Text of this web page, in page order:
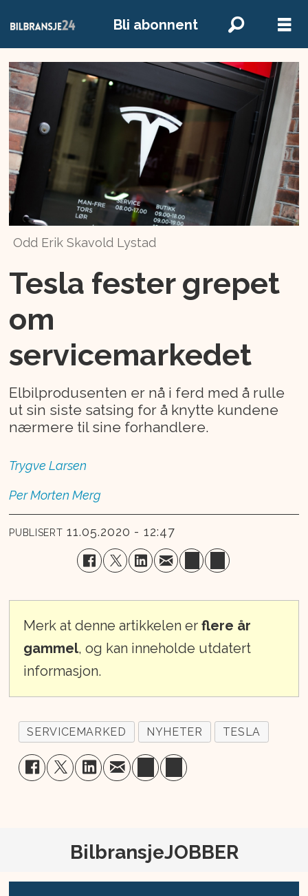
Bli abonnent
Odd Erik Skavold Lystad
Tesla fester grepet
om
servicemarkedet
Elbilprodusenten er nå i ferd med å rulle
ut sin siste satsing for å knytte kundene
nærmere til sine forhandlere.
Trygve Larsen
Per Morten Merg
PUBLISERT 11.05.2020 - 12:47
Merk at denne artikkelen erflere år
gammel, og kan inneholde utdatert
informasjon.
SERVICEMARKED NYHETER TESLA
BilbransjeJOBBER